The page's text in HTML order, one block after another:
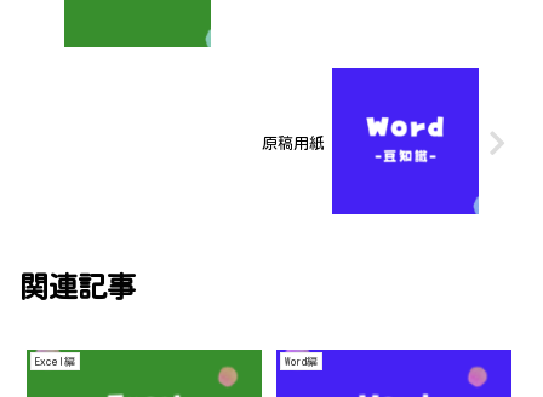
原稿用紙
関連記事
Excel編 Word編